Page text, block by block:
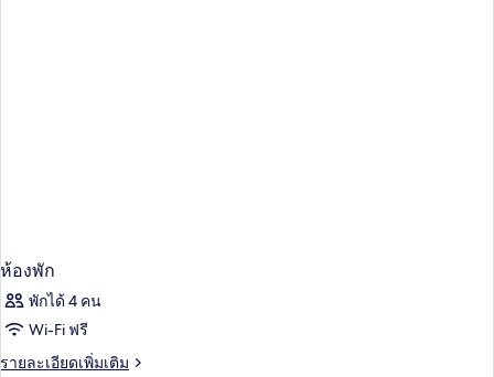
ห้องพัก
พักได้ 4 คน
Wi-Fi ฟรี
รายละเอียดเพิ่มเติม
ราย